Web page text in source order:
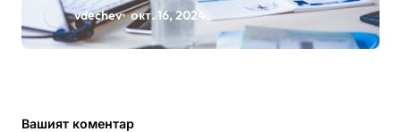
vdechev окт. 16, 2024
Вашият коментар